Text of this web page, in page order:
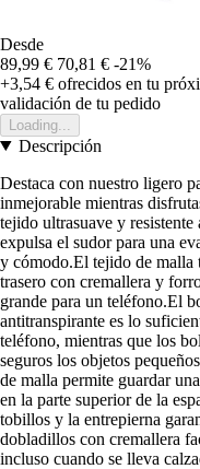
Desde
89,99 € 70,81 € -21%
+3,54 € ofrecidos en tu
validación de tu pedido
Loading...
Descripción
Destaca con nuestro ligero
inmejorable mientras
tejido ultrasuave y
expulsa el sudor para una
y cómodo.El tejido de
trasero con cremallera y
grande para un teléfono.El
antitranspirante es lo
teléfono, mientras que los
seguros los objetos
de malla permite guardar
en la parte superior de la
tobillos y la entrepierna
dobladillos con cremallera
incluso cuando se lleva